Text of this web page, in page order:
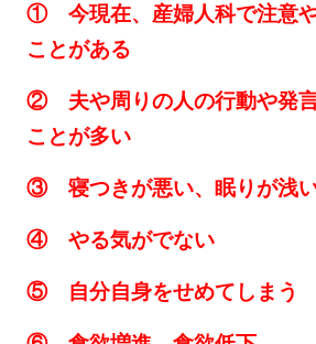
① 今現在、産婦人科で注意
ことがある
② 夫や周りの人の行動や発
ことが多い
③ 寝つきが悪い、眠りが浅
④ やる気がでない
⑤ 自分自身をせめてしまう